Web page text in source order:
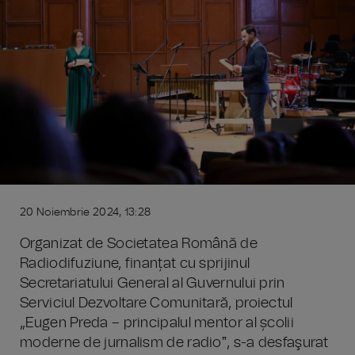
20 Noiembrie 2024, 13:28
Organizat de Societatea Română de
Radiodifuziune, finanțat cu sprijinul
Secretariatului General al Guvernului prin
Serviciul Dezvoltare Comunitară, proiectul
„Eugen Preda – principalul mentor al școlii
moderne de jurnalism de radioˮ, s-a desfaşurat